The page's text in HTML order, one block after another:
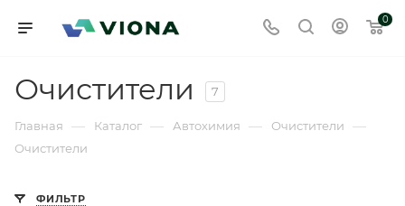
0
Очистители 7
Главная — Каталог — Автохимия — Очистители —
Очистители
ФИЛЬТР